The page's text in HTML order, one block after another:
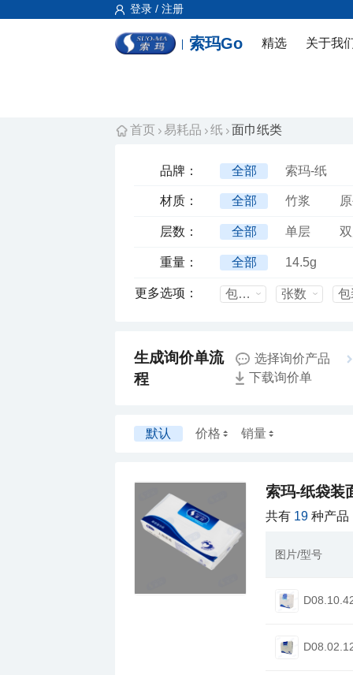
登录 / 注册
索玛Go 精选 关于我
首页 易耗品 纸 面巾纸类
品牌： 全部 索玛-纸
材质： 全部 竹浆
层数： 全部 单层
重量： 全部 14.5g
更多选项： 包装形式 张数 包
程
选择询价产品
下载询价单
默认 价格 销量
索玛-纸袋装
共有 19 种产品
图片/型号